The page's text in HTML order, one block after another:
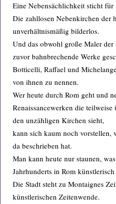
Eine Nebensächlichkeit sticht für
Die zahllosen Nebenkirchen der
unverhältnismäßig bilderlos.
Und das obwohl große Maler der
zuvor bahnbrechende Werke
Botticelli, Raffael und
von ihnen zu nennen.
Wer heute durch Rom geht und
Renaissancewerken die
den unzähligen Kirchen sieht,
kann sich kaum noch vorstellen,
da beschrieben hat.
Man kann heute nur staunen,
Jahrhunderts in Rom
Die Stadt steht zu Montaignes
künstlerischen Zeitenwende.